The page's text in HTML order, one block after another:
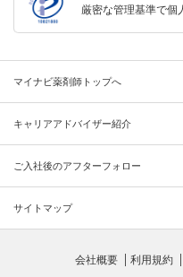
厳密な管理基準で個
マイナビ薬剤師トップへ
キャリアアドバイザー紹介
ご入社後のアフターフォロー
サイトマップ
会社概要 利用規約